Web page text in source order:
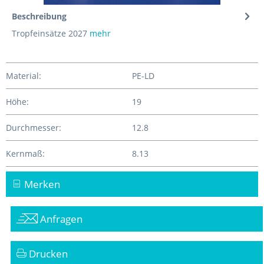
Beschreibung
Tropfeinsätze 2027 mehr
Material: PE-LD
Höhe: 19
Durchmesser: 12.8
Kernmaß: 8.13
Merken
Anfragen
Drucken